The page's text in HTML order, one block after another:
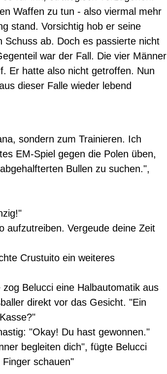
Waffen zu tun - also viermal mehr
stand. Vorsichtig hob er seine
ab. Doch es passierte nicht
war der Fall. Die vier Männer
Er hatte also nicht getroffen. Nun
dieser Falle wieder lebend
sondern zum Trainieren. Ich
EM-Spiel gegen die Polen üben,
Bullen zu suchen.",
aufzutreiben. Vergeude deine Zeit
Crustuito ein weiteres
Belucci eine Halbautomatik aus
direkt vor das Gesicht. "Ein
"Okay! Du hast gewonnen."
begleiten dich", fügte Belucci
schauen"